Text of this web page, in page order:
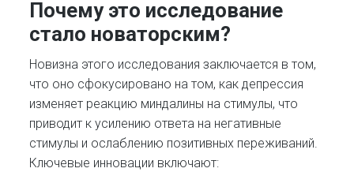
Почему это исследование
стало новаторским?
Новизна этого исследования заключается в том,
что оно сфокусировано на том, как депрессия
изменяет реакцию миндалины на стимулы, что
приводит к усилению ответа на негативные
стимулы и ослаблению позитивных переживаний.
Ключевые инновации включают: